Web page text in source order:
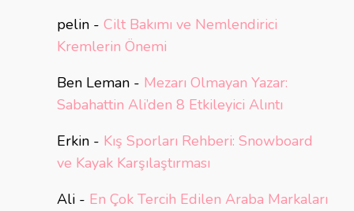
pelin - Cilt Bakımı ve Nemlendirici
Kremlerin Önemi
Ben Leman - Mezarı Olmayan Yazar:
Sabahattin Ali’den 8 Etkileyici Alıntı
Erkin - Kış Sporları Rehberi: Snowboard
ve Kayak Karşılaştırması
Ali - En Çok Tercih Edilen Araba Markaları